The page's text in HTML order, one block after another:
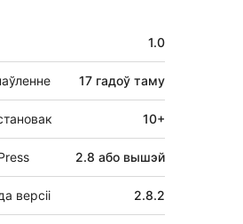
1.0
17 гадоў таму
10+
2.8 або вышэй
версіі 2.8.2